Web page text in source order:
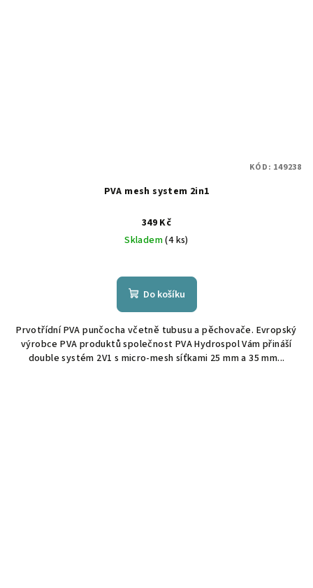
PVA mesh system 2in1
349 Kč
Skladem(4 ks)
Do košíku
Prvotřídní PVA punčocha včetně tubusu a pěchovače. Evropský
výrobce PVA produktů společnost PVA Hydrospol Vám přináší
double systém 2V1 s micro-mesh síťkami 25 mm a 35 mm...
KÓD: 149238